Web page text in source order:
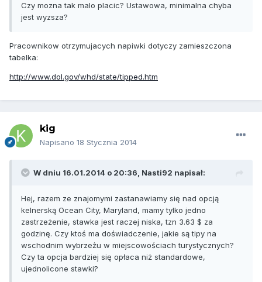
Czy mozna tak malo placic? Ustawowa, minimalna chyba
jest wyzsza?
Pracownikow otrzymujacych napiwki dotyczy zamieszczona
tabelka:
http://www.dol.gov/whd/state/tipped.htm
kig
Napisano 18 Stycznia 2014
W dniu 16.01.2014 o 20:36, Nasti92 napisał:
Hej, razem ze znajomymi zastanawiamy się nad opcją
kelnerską Ocean City, Maryland, mamy tylko jedno
zastrzeżenie, stawka jest raczej niska, tzn 3.63 $ za
godzinę. Czy ktoś ma doświadczenie, jakie są tipy na
wschodnim wybrzeżu w miejscowościach turystycznych?
Czy ta opcja bardziej się opłaca niż standardowe,
ujednolicone stawki?